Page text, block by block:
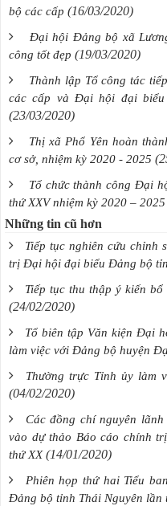
bộ các cấp (16/03/2020)
Đại hội Đảng bộ xã
công tốt đẹp (19/03/2020)
Thành lập Tổ công tác
các cấp và Đại hội đại
(23/03/2020)
Thị xã Phổ Yên hoàn
cơ sở, nhiệm kỳ 2020 - 2025
Tổ chức thành công Đại
thứ XXV nhiệm kỳ 2020 – 2025
Những tin cũ hơn
Tiếp tục nghiên cứu chỉnh
trị Đại hội đại biểu Đảng bộ
Tiếp tục thu thập ý kiến
(24/02/2020)
Tổ biên tập Văn kiện Đại
làm việc với Đảng bộ huyện
Thường trực Tỉnh ủy làm
(04/02/2020)
Các đồng chí nguyên
vào dự thảo Báo cáo chính
thứ XX (14/01/2020)
Phiên họp thứ hai Tiểu
Đảng bộ tỉnh Thái Nguyên lần